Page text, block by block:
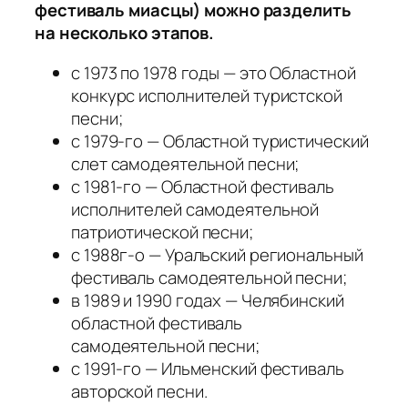
фестиваль миасцы) можно разделить
на несколько этапов.
с 1973 по 1978 годы — это Областной
конкурс исполнителей туристской
песни;
с 1979­-го — Областной туристический
слет самодеятельной песни;
с 1981-­го — Областной фестиваль
исполнителей самодеятельной
патриотической песни;
с 1988­г-о — Уральский региональный
фестиваль самодеятельной песни;
в 1989 и 1990 годах — Челябинский
областной фестиваль
самодеятельной песни;
с 1991-­го — Ильменский фестиваль
авторской песни.